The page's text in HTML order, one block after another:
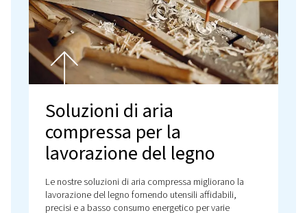
Soluzioni affidabili di
compressa per la
produzione di metalli